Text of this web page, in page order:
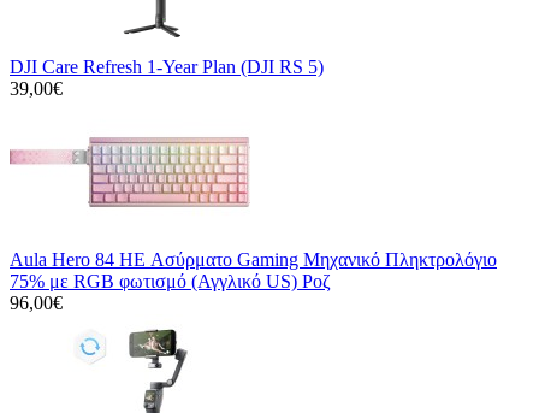
DJI Care Refresh 1-Year Plan (DJI RS 5)
39,00€
Aula Hero 84 HE Ασύρματο Gaming Μηχανικό Πληκτρολόγιο
75% με RGB φωτισμό (Αγγλικό US) Ροζ
96,00€